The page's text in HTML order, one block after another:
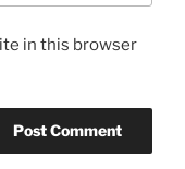
in this browser